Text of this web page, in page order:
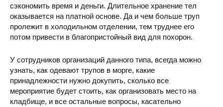
сэкономить время и деньги. Длительное хранение тел
оказывается на платной основе. Да и чем больше труп
пролежит в холодильном отделении, тем труднее его
потом привести в благопристойный вид для похорон.
У сотрудников организаций данного типа, всегда можно
узнать, как одевают трупов в морге, какие
принадлежности нужно докупить, сколько все
мероприятие будет стоить, как организовать место на
кладбище, и все остальные вопросы, касательно